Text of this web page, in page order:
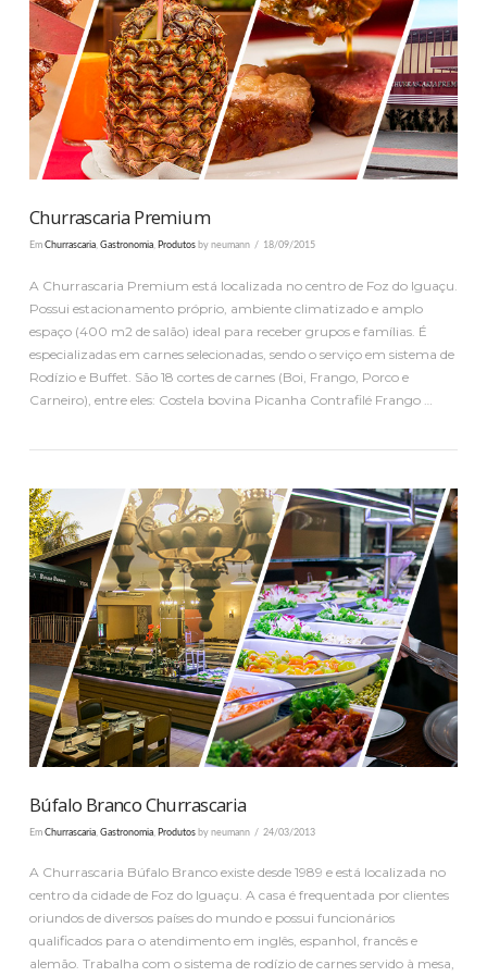
VER PUBLICAÇÃO
VER PUBLICAÇÃO
Churrascaria Premium
Em Churrascaria, Gastronomia, Produtosby neumann 18/09/2015
A Churrascaria Premium está localizada no centro de Foz do Iguaçu.
Possui estacionamento próprio, ambiente climatizado e amplo
espaço (400 m2 de salão) ideal para receber grupos e famílias. É
especializadas em carnes selecionadas, sendo o serviço em sistema de
Rodízio e Buffet. São 18 cortes de carnes (Boi, Frango, Porco e
Carneiro), entre eles: Costela bovina Picanha Contrafilé Frango …
Búfalo Branco Churrascaria
Em Churrascaria, Gastronomia, Produtosby neumann 24/03/2013
A Churrascaria Búfalo Branco existe desde 1989 e está localizada no
centro da cidade de Foz do Iguaçu. A casa é frequentada por clientes
oriundos de diversos países do mundo e possui funcionários
qualificados para o atendimento em inglês, espanhol, francês e
alemão. Trabalha com o sistema de rodízio de carnes servido à mesa,